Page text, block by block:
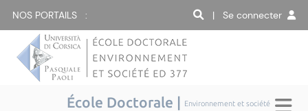
NOS PORTAILS : | Se connecter
École Doctorale | Environnement et société